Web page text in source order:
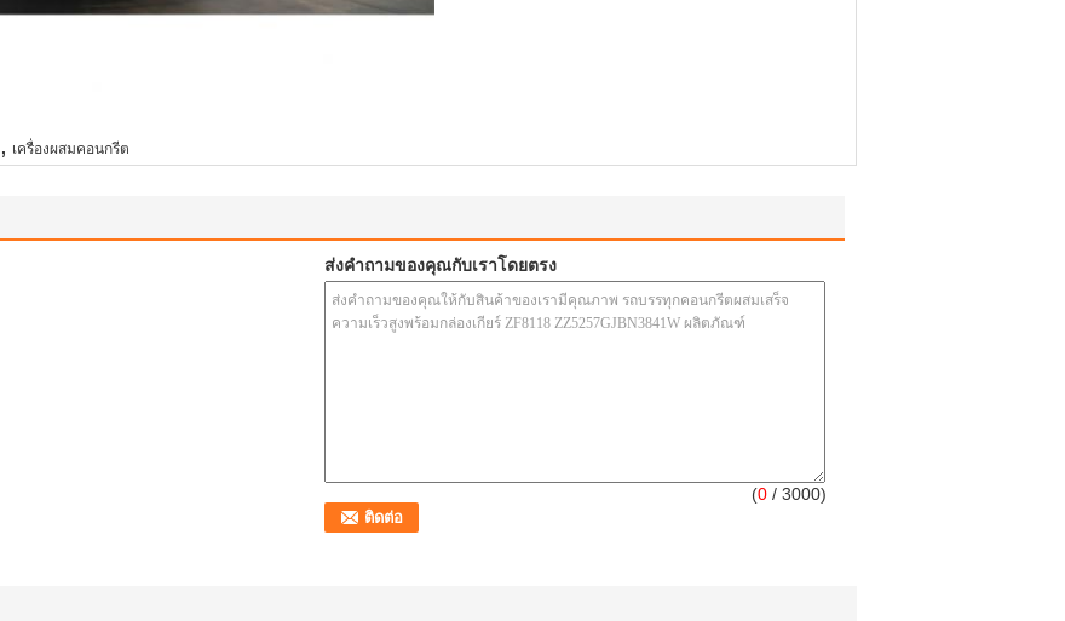
, เครื่องผสมคอนกรีต
ส่งคำถามของคุณกับเราโดยตรง
(0 / 3000)